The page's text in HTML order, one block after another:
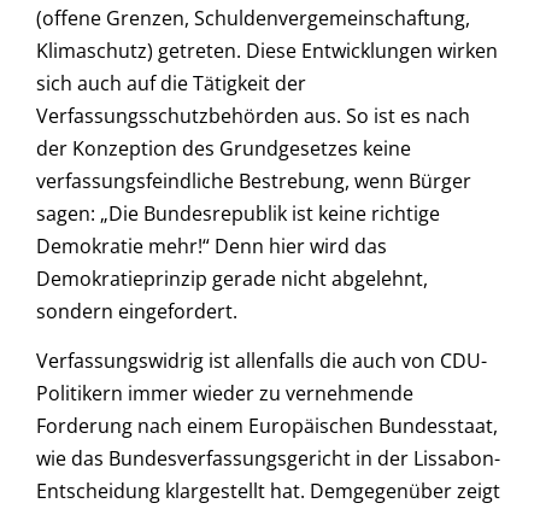
(offene Grenzen, Schuldenvergemeinschaftung,
Klimaschutz) getreten. Diese Entwicklungen wirken
sich auch auf die Tätigkeit der
Verfassungsschutzbehörden aus. So ist es nach
der Konzeption des Grundgesetzes keine
verfassungsfeindliche Bestrebung, wenn Bürger
sagen: „Die Bundesrepublik ist keine richtige
Demokratie mehr!“ Denn hier wird das
Demokratieprinzip gerade nicht abgelehnt,
sondern eingefordert.
Verfassungswidrig ist allenfalls die auch von CDU-
Politikern immer wieder zu vernehmende
Forderung nach einem Europäischen Bundesstaat,
wie das Bundesverfassungsgericht in der Lissabon-
Entscheidung klargestellt hat. Demgegenüber zeigt